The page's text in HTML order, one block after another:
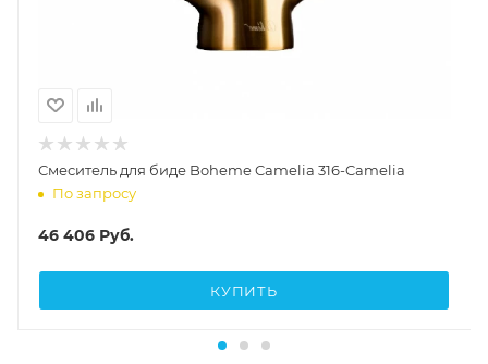
Смеситель для биде Boheme Camelia 316-Camelia
По запросу
46 406 Руб.
КУПИТЬ